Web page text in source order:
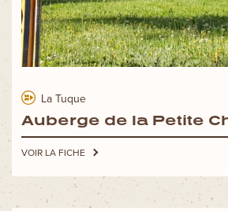
La Tuque
Auberge de la Petite
VOIR LA FICHE